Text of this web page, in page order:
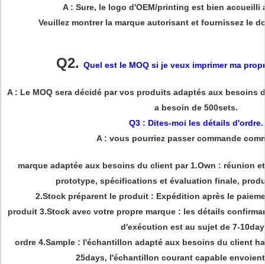
A : Sure, le logo d'OEM/printing est bien accueilli
Veuillez montrer la marque autorisant et fournissez le
Q2. Quel est le MOQ si je veux imprimer ma
A : Le MOQ sera décidé par vos produits adaptés aux besoins
a besoin de 500sets.
Q3 : Dites-moi les détails d'ordre.
A : vous pourriez passer commande
marque adaptée aux besoins du client par 1.Own : réunion
prototype, spécifications et évaluation finale,
2.Stock préparent le produit : Expédition après le
produit 3.Stock avec votre propre marque : les détails
d'exécution est au sujet de 7-
ordre 4.Sample : l'échantillon adapté aux besoins du client
25days, l'échantillon courant capable